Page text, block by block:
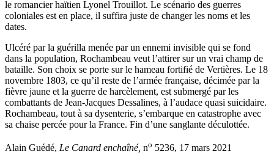
le romancier haïtien Lyonel Trouillot. Le scénario des guerres
coloniales est en place, il suffira juste de changer les noms et les
dates.
Ulcéré par la guérilla menée par un ennemi invisible qui se fond
dans la population, Rochambeau veut l’attirer sur un vrai champ de
bataille. Son choix se porte sur le hameau fortifié de Vertières. Le 18
novembre 1803, ce qu’il reste de l’armée française, décimée par la
fièvre jaune et la guerre de harcèlement, est submergé par les
combattants de Jean-Jacques Dessalines, à l’audace quasi suicidaire.
Rochambeau, tout à sa dysenterie, s’embarque en catastrophe avec
sa chaise percée pour la France. Fin d’une sanglante déculottée.
Alain Guédé, Le Canard enchaîné, no 5236, 17 mars 2021